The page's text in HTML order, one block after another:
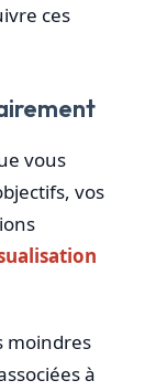
ces
vous
vos
moindres
à